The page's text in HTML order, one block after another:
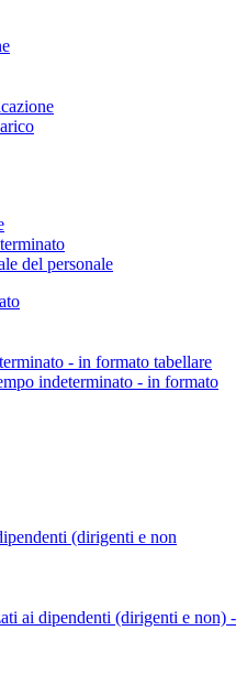
del personale
- in formato tabellare
indeterminato - in formato
(dirigenti e non
ai dipendenti (dirigenti e non) -